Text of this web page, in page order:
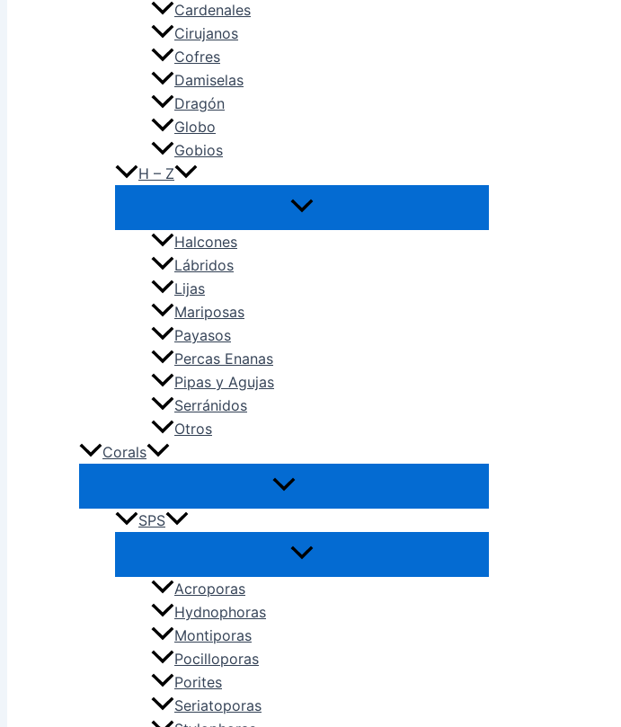
Cardenales
Cirujanos
Cofres
Damiselas
Dragón
Globo
Gobios
H – Z
Halcones
Lábridos
Lijas
Mariposas
Payasos
Percas Enanas
Pipas y Agujas
Serránidos
Otros
Corals
SPS
Acroporas
Hydnophoras
Montiporas
Pocilloporas
Porites
Seriatoporas